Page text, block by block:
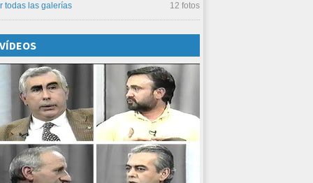
12 fotos
todas las galerías
VÍDEOS